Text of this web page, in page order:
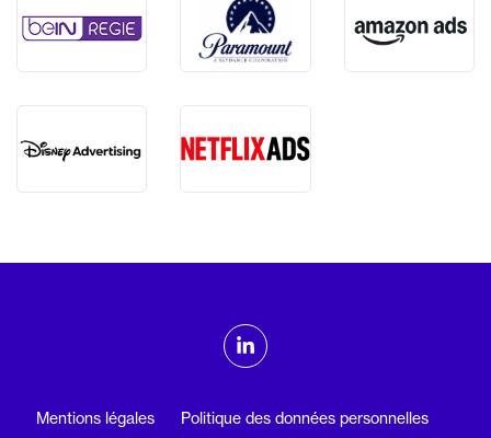
ADMTV sur les réseaux sociaux
Linkedin
Mentions légales Politique des données personnelles